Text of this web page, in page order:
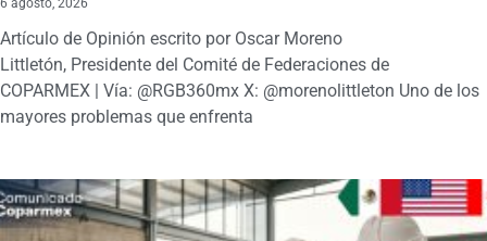
Artículo de Opinión escrito por Oscar Moreno
Littletón, Presidente del Comité de Federaciones de
COPARMEX | Vía: @RGB360mx X: @morenolittleton Uno de los
mayores problemas que enfrenta